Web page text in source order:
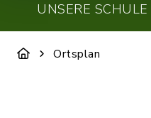
UNSERE SCHULE
Ortsplan